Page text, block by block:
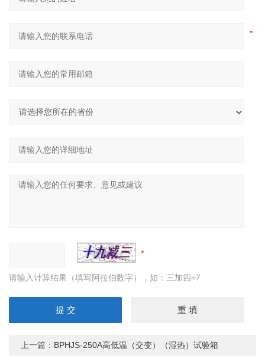
请输入计算结果（填写阿拉伯数字），如：三加四=7
上一篇： BPHJS-250A高低温（交变）（湿热）试验箱